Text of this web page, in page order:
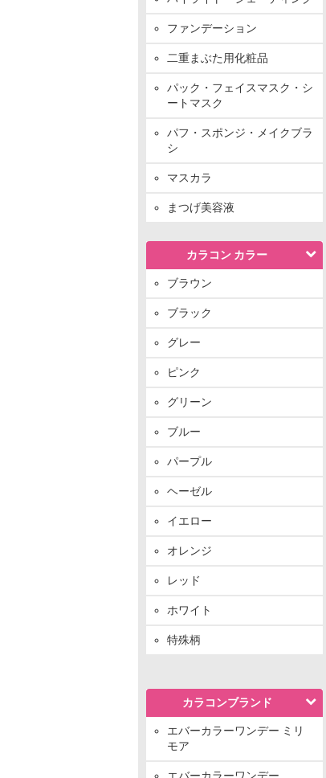
ファンデーション
二重まぶた用化粧品
パック・フェイスマスク・シ
ートマスク
パフ・スポンジ・メイクブラ
シ
マスカラ
まつげ美容液
カラコン カラー
ブラウン
ブラック
グレー
ピンク
グリーン
ブルー
パープル
ヘーゼル
イエロー
オレンジ
レッド
ホワイト
特殊柄
カラコンブランド
エバーカラーワンデー ミリ
モア
エバーカラーワンデー